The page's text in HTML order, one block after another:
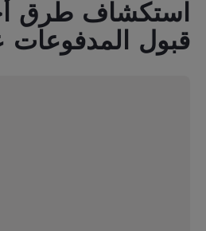
استكشاف طرق
قبول المدفوعات